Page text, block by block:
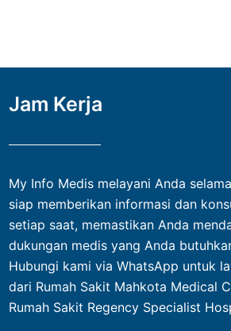
Jam Kerja
My Info Medis melayani Anda
siap memberikan informasi dan
setiap saat, memastikan Anda
dukungan medis yang Anda
Hubungi kami via WhatsApp untuk
dari Rumah Sakit Mahkota Medical
Rumah Sakit Regency Specialist